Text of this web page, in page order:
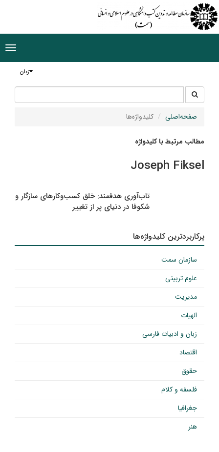
زبان
جستجو
در
سایت
صفحه‌اصلی کلیدواژه‌ها
مطالب مرتبط با کلیدواژه
Joseph Fiksel
تاب‌آوری هدفمند: خلق کسب‌و‌کارهای سازگار و
شکوفا در دنیای پر از تغییر
پرکاربردترین کلیدواژه‌ها
سازمان سمت
علوم تربیتی
مدیریت
الهیات
زبان و ادبیات فارسی
اقتصاد
حقوق
فلسفه و کلام
جغرافیا
هنر